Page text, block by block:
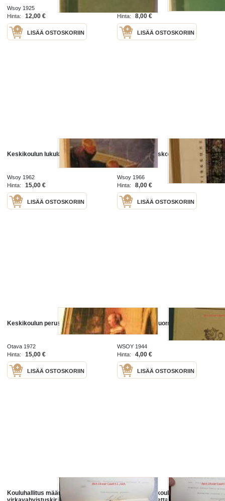
Wsoy 1925
Hinta:
12,00 €
LISÄÄ OSTOSKORIIN
Hinta:
8,00 €
LISÄÄ OSTOSKORIIN
Keskikoulun lukukirja 1
Wsoy 1962
Hinta:
15,00 €
LISÄÄ OSTOSKORIIN
Keskikoulun uskontokirja 2
Wsoy 1966
Hinta:
8,00 €
LISÄÄ OSTOSKORIIN
Keskikoulun peruslukemisto 2
Otava 1972
Hinta:
15,00 €
LISÄÄ OSTOSKORIIN
Keskikoulun Suomen historia
WSOY 1944
Hinta:
4,00 €
LISÄÄ OSTOSKORIIN
Kouluhallitus määrää tällä
Terijoen keskikoulun poikain